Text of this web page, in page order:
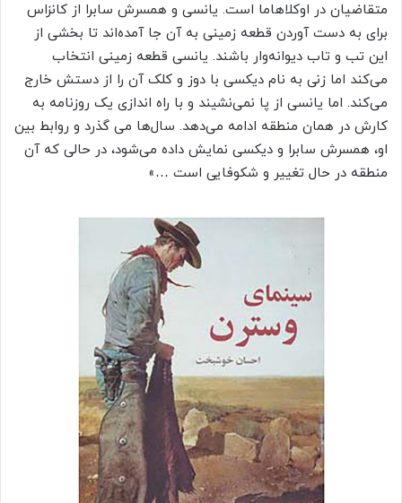
متقاضیان در اوکلاهاما است. یانسی و همسرش سابرا از کانزاس
برای به دست آوردن قطعه زمینی به آن جا آمده‌اند تا بخشی از
این تب و تاب دیوانه‌وار باشند. یانسی قطعه زمینی انتخاب
می‌کند اما زنی به نام دیکسی با دوز و کلک آن را از دستش خارج
می‌کند. اما یانسی از پا نمی‌نشیند و با راه اندازی یک روزنامه به
کارش در همان منطقه ادامه می‌دهد. سال‌ها می گذرد و روابط بین
او، همسرش سابرا و دیکسی نمایش داده می‌شود، در حالی که آن
منطقه در حال تغییر و شکوفایی است …»